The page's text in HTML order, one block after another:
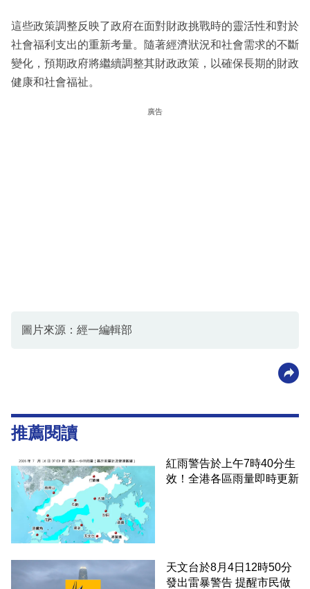
這些政策調整反映了政府在面對財政挑戰時的靈活性和對於
社會福利支出的重新考量。隨著經濟狀況和社會需求的不斷
變化，預期政府將繼續調整其財政政策，以確保長期的財政
健康和社會福祉。
廣告
圖片來源：經一編輯部
推薦閱讀
紅雨警告於上午7時40分生
效！全港各區雨量即時更新
天文台於8月4日12時50分
發出雷暴警告 提醒市民做